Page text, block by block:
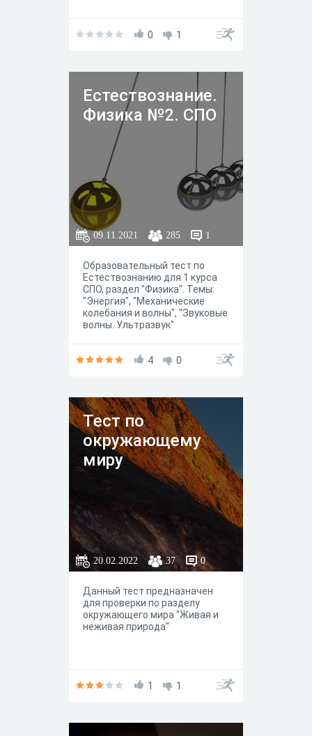
0 1
Естествознание.
Физика №2. СПО
09.11.2021 285 1
Образовательный тест по
Естествознанию для 1 курса
СПО, раздел "Физика". Темы:
"Энергия", "Механические
колебания и волны", "Звуковые
волны. Ультразвук"
4 0
Тест по
окружающему
миру
20.02.2022 37 0
Данный тест предназначен
для проверки по разделу
окружающего мира "Живая и
неживая природа"
1 1